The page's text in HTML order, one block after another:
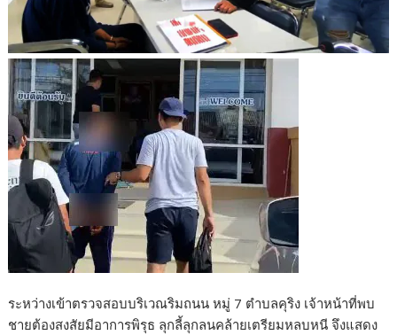
ระหว่างเข้าตรวจสอบบริเวณริมถนน หมู่ 7 ตำบลคุริง เจ้าหน้าที่พบ
ชายต้องสงสัยมีอาการพิรุธ ลุกลี้ลุกลนคล้ายเตรียมหลบหนี จึงแสดง